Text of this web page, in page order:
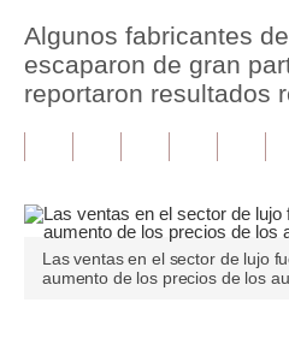
Finanzas Personales
Plus G
Opinión
Editorial
Algunos fabricantes
escaparon de gran
reportaron resultados
Las ventas en el sector de lujo
aumento de los precios de los